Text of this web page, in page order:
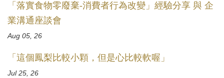
「落實食物零廢棄-消費者行為改變」經驗分享 與 企
業溝通座談會
Aug 05, 26
「這個鳳梨比較小顆，但是心比較軟喔」
Jul 25, 26